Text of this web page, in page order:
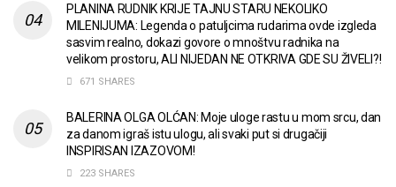
PLANINA RUDNIK KRIJE TAJNU STARU NEKOLIKO
MILENIJUMA: Legenda o patuljcima rudarima ovde izgleda
sasvim realno, dokazi govore o mnoštvu radnika na
velikom prostoru, ALI NIJEDAN NE OTKRIVA GDE SU ŽIVELI?!
671 SHARES
BALERINA OLGA OLĆAN: Moje uloge rastu u mom srcu, dan
za danom igraš istu ulogu, ali svaki put si drugačiji
INSPIRISAN IZAZOVOM!
223 SHARES